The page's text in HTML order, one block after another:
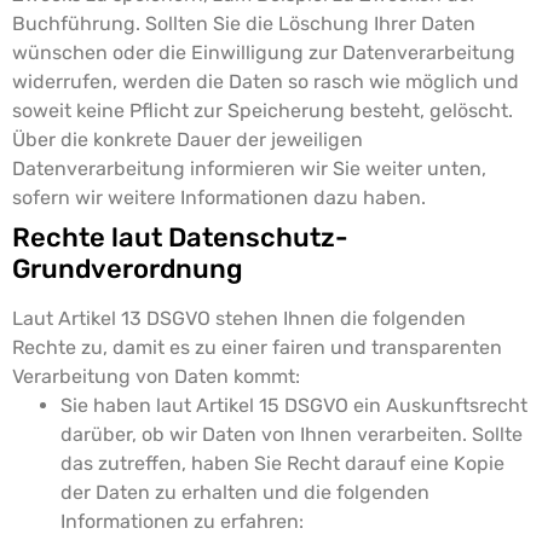
Buchführung. Sollten Sie die Löschung Ihrer Daten
wünschen oder die Einwilligung zur Datenverarbeitung
widerrufen, werden die Daten so rasch wie möglich und
soweit keine Pflicht zur Speicherung besteht, gelöscht.
Über die konkrete Dauer der jeweiligen
Datenverarbeitung informieren wir Sie weiter unten,
sofern wir weitere Informationen dazu haben.
Rechte laut Datenschutz-
Grundverordnung
Laut Artikel 13 DSGVO stehen Ihnen die folgenden
Rechte zu, damit es zu einer fairen und transparenten
Verarbeitung von Daten kommt:
Sie haben laut Artikel 15 DSGVO ein Auskunftsrecht
darüber, ob wir Daten von Ihnen verarbeiten. Sollte
das zutreffen, haben Sie Recht darauf eine Kopie
der Daten zu erhalten und die folgenden
Informationen zu erfahren: